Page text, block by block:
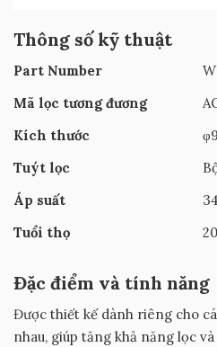
Thông số kỹ thuật
Part Number
Mã lọc tương đương
Kích thước
Tuýt lọc
Áp suất
Tuổi thọ
Đặc điểm và tính năng
Được thiết kế dành riêng cho
nhau, giúp tăng khả năng lọc